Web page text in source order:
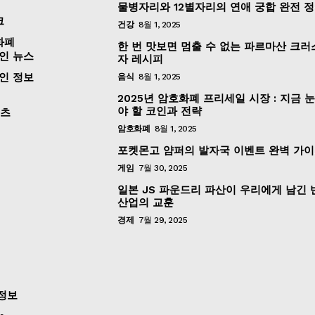
폐
뉴스
정보
보
물병자리와 12별자리의 연애 궁합 완전
건강 8월 1, 2025
한 번 맛보면 멈출 수 없는 파르마산 크러
자 레시피
음식 8월 1, 2025
2025년 암호화폐 프리세일 시장 : 지금
야 할 코인과 전략
암호화폐 8월 1, 2025
포켓몬고 얌퍼의 발자국 이벤트 완벽 가
게임 7월 30, 2025
일본 JS 파운드리 파산이 우리에게 남긴
산업의 교훈
경제 7월 29, 2025